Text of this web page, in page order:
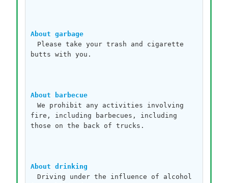
About garbage
Please take your trash and cigarette
butts with you.
About barbecue
We prohibit any activities involving
fire, including barbecues, including
those on the back of trucks.
About drinking
Driving under the influence of alcohol